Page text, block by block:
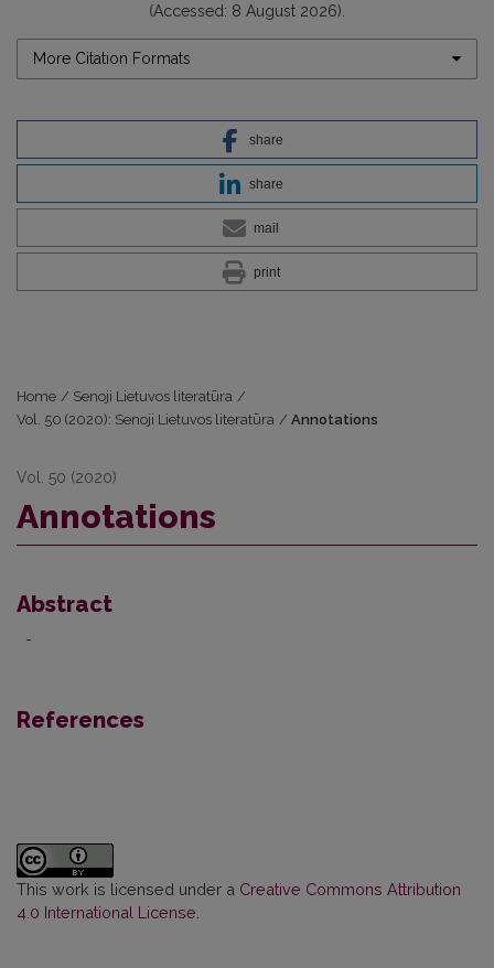
(Accessed: 8 August 2026).
More Citation Formats
share
share
mail
print
Home / Senoji Lietuvos literatūra /
Vol. 50 (2020): Senoji Lietuvos literatūra / Annotations
Vol. 50 (2020)
Annotations
Abstract
-
References
This work is licensed under a Creative Commons Attribution
4.0 International License